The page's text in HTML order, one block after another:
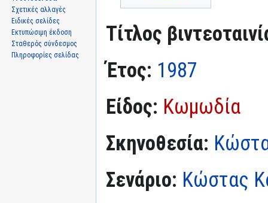
Τίτλος
Έτος: 1987
Είδος: Κωμωδία
Σκηνοθεσία:
Σενάριο: Κώστας
Σχετικές αλλαγές
Ειδικές σελίδες
Εκτυπώσιμη έκδοση
Σταθερός σύνδεσμος
Πληροφορίες σελίδας